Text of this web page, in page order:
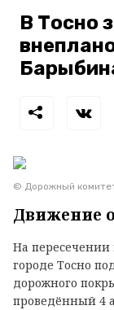
В Тосно
© Дорожный
Движение
На пересечении
городе Тосно
дорожного
проведённый 4